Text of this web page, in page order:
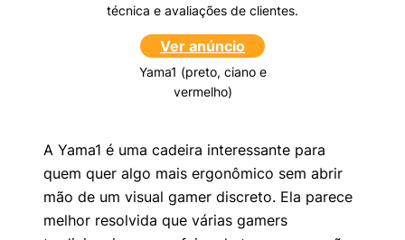
técnica e avaliações de clientes.
Ver anúncio
Yama1 (preto, ciano e
vermelho)
A Yama1 é uma cadeira interessante para
quem quer algo mais ergonômico sem abrir
mão de um visual gamer discreto. Ela parece
melhor resolvida que várias gamers